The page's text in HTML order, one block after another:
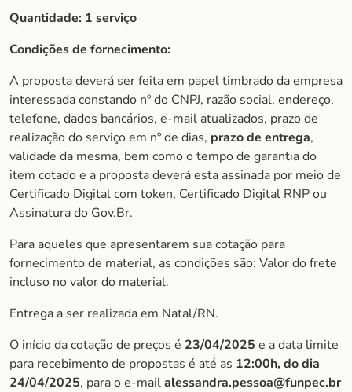
Quantidade: 1 serviço
Condições de fornecimento:
A proposta deverá ser feita em papel timbrado da empresa
interessada constando nº do CNPJ, razão social, endereço,
telefone, dados bancários, e-mail atualizados, prazo de
realização do serviço em nº de dias, prazo de entrega,
validade da mesma, bem como o tempo de garantia do
item cotado e a proposta deverá esta assinada por meio de
Certificado Digital com token, Certificado Digital RNP ou
Assinatura do Gov.Br.
Para aqueles que apresentarem sua cotação para
fornecimento de material, as condições são: Valor do frete
incluso no valor do material.
Entrega a ser realizada em Natal/RN.
O início da cotação de preços é 23/04/2025 e a data limite
para recebimento de propostas é até as 12:00h, do dia
24/04/2025, para o e-mailalessandra.pessoa@funpec.br